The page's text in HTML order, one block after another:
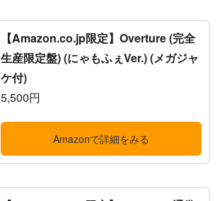
【Amazon.co.jp限定】Overture (完全
生産限定盤) (にゃもふぇVer.) (メガジャ
ケ付)
5,500円
Amazonで詳細をみる